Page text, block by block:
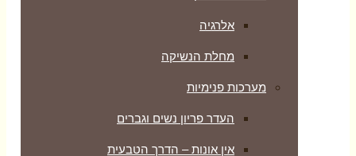
אלרגיה
מחלת הנשיקה
מערכות פנימיות
העדר פריון נשים וגברים
אין אונות – הדרך הטבעית